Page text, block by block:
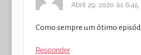
Abril 29, 2020 às 6:45
Como sempre um ótimo
Responder